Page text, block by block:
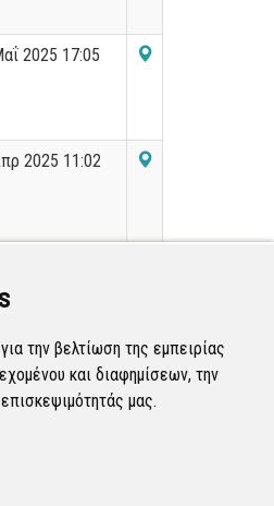
την βελτίωση της εμπειρίας
και διαφημίσεων, την
μας.
2025 17:05
2025 11:02
40από188εγγραφές.